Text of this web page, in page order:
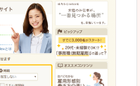
てのお役立ち情報が満載で
らい印象があります。求人
わからないことが多いです